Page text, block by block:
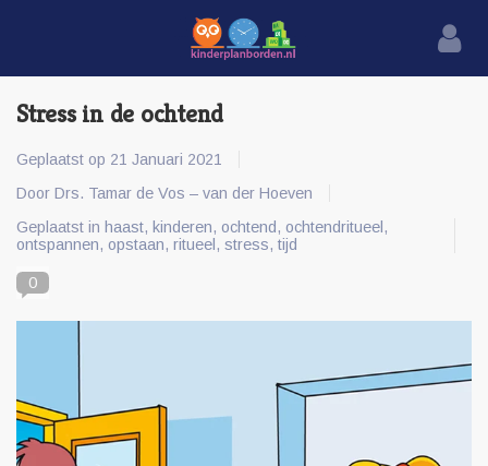
Stress in de ochtend
Geplaatst op 21 Januari 2021
Door Drs. Tamar de Vos – van der Hoeven
Geplaatst in haast, kinderen, ochtend, ochtendritueel ,
ontspannen, opstaan, ritueel , stress, tijd
0